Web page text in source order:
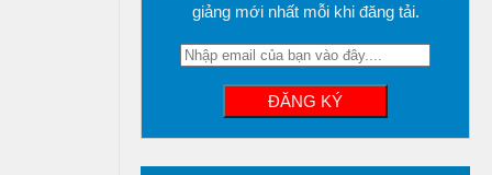
giảng mới nhất mỗi khi đăng tải.